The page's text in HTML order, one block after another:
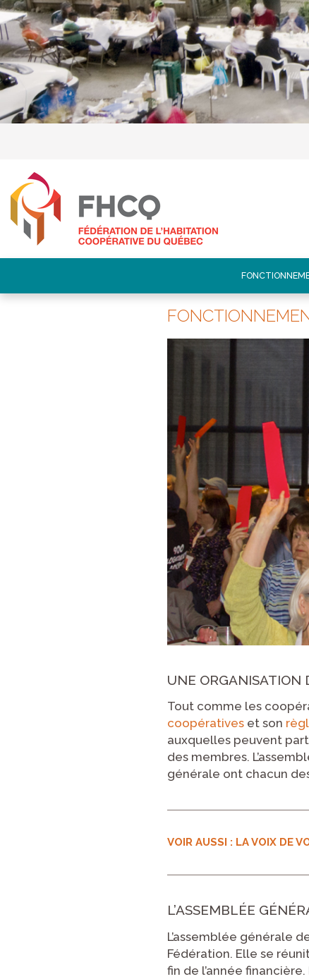
UNE ORGANISATION
Tout comme les
coopératives et son
auxquelles peuvent
des membres.
générale ont chacun
VOIR AUSSI : LA VOIX DE
L’ASSEMBLÉE
L’assemblée générale
Fédération. Elle se
fin de l’année